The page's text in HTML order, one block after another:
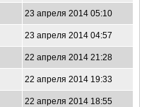
23 апреля 2014 05:10
23 апреля 2014 04:57
22 апреля 2014 21:28
22 апреля 2014 19:33
22 апреля 2014 18:55